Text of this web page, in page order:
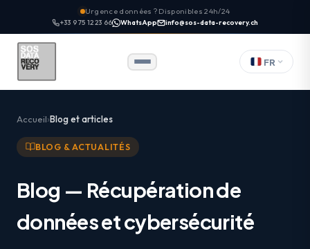
Urgence données ? Disponibles 24h/24
+33 9 75 12 23 66 WhatsApp info@sos-data-recovery.ch
FR
Accueil Blog et articles
BLOG & ACTUALITÉS
Blog — Récupération de
données et cybersécurité